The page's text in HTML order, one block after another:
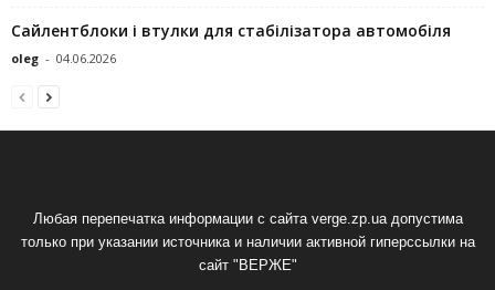
Сайлентблоки і втулки для стабілізатора автомобіля
oleg - 04.06.2026
Любая перепечатка информации с сайта verge.zp.ua допустима
только при указании источника и наличии активной гиперссылки на
сайт "ВЕРЖЕ"